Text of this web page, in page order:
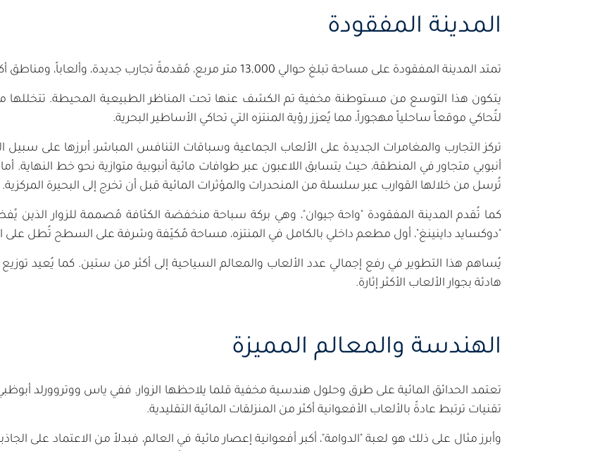
المدينة المفقودة
تمتد المدينة المفقودة على مساحة تبلغ حوالي 13,000 متر مربع، مُقدمةً تجارب جديدة، وألعاباً، ومناطق أكثر توسعاً مخصصة للزوار.
يتكون هذا التوسع من مستوطنة مخفية تم الكشف عنها تحت المناظر الطبيعية المحيطة.
لتُحاكي موقعاً ساحلياً مهجوراً، مما يُعزز رؤية المنتزه التي تحاكي الأساطير البحرية.
تركز التجارب والمغامرات الجديدة على الألعاب الجماعية وسباقات التنافس المباشر، أبرزها على
أنبوبي متجاور في المنطقة، حيث يتسابق اللاعبون عبر طوافات مائية أنبوبية متوازية نحو خط
تُرسل من خلالها القوارب عبر سلسلة من المنحدرات والمؤثرات المائية قبل أن تخرج إلى البحيرة المركزية.
كما تُقدم المدينة المفقودة "واحة جيوان"، وهي بركة سباحة منخفضة الكثافة مُصممة للزوار الذين
"دوكسايد داينينغ"، أول مطعم داخلي بالكامل في المنتزه، مساحة مُكيّفة وشرفة على السطح تُطل على
يُساهم هذا التطوير في رفع إجمالي عدد الألعاب والمعالم السياحية إلى أكثر من ستين. كما يُعيد
هادئة بجوار الألعاب الأكثر إثارة.
الهندسة والمعالم المميزة
تعتمد الحدائق المائية على طرق وحلول هندسية مخفية قلما يلاحظها الزوار. ففي ياس ووتروورلد
تقنيات ترتبط عادةً بالألعاب الأفعوانية أكثر من المنزلقات المائية التقليدية.
وأبرز مثال على ذلك هو لعبة "الدوامة"، أكبر أفعوانية إعصار مائية في العالم، فبدلاً من الاعتماد على